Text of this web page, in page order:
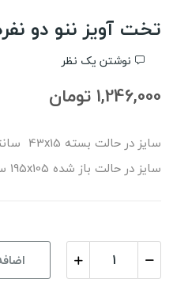
تخت آویز ننو دو
نوشتن یک نظر
1,246,000 تومان
سایز در حالت بسته 43x15 سانتی متر
سایز در حالت باز شده 195x105 سانتی متر